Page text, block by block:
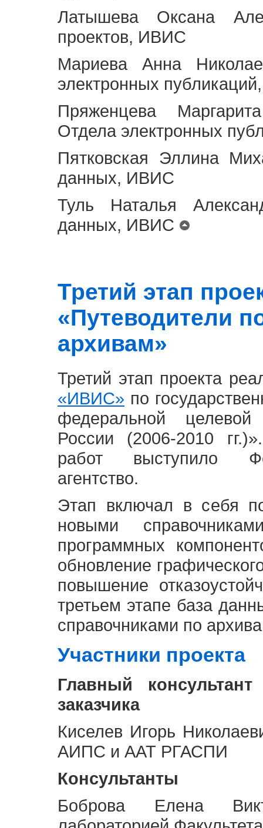
Латышева Оксана
проектов, ИВИС
Мариева Анна
электронных
Пряженцева
Отдела электронных
Пятковская Эллина
данных, ИВИС
Туль Наталья
данных, ИВИС
Третий этап
«Путеводители
архивам»
Третий этап проекта
«ИВИС» по
федеральной
России (2006-2010
работ выступило
агентство.
Этап включал в себя
новыми
программных
обновление
повышение
третьем этапе база
справочниками по
Участники проекта
Главный
заказчика
Киселев Игорь
АИПС и ААТ РГАСПИ
Консультанты
Боброва Елена